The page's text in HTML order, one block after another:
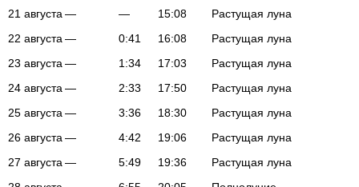
21 августа — — 15:08
Растущая луна
22 августа — 0:41 16:08
Растущая луна
23 августа — 1:34 17:03
Растущая луна
24 августа — 2:33 17:50
Растущая луна
25 августа — 3:36 18:30
Растущая луна
26 августа — 4:42 19:06
Растущая луна
27 августа — 5:49 19:36
Растущая луна